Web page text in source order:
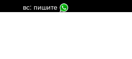
вс: пишите